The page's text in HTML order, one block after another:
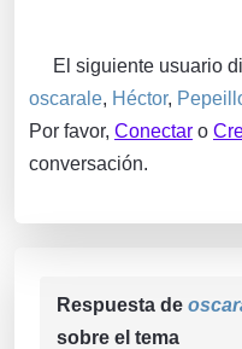
El siguiente usuario
oscarale, Héctor,
Por favor, Conectar o
conversación.
Respuesta de
sobre el tema